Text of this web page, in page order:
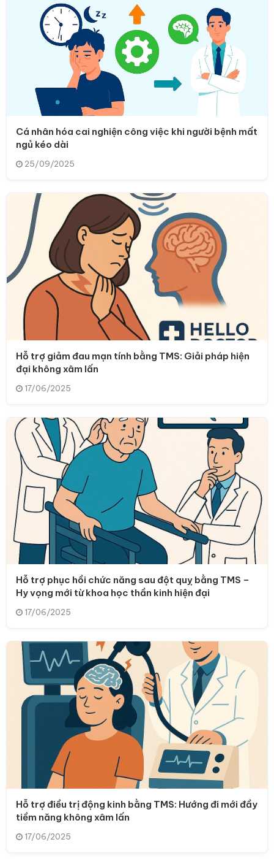
Cá nhân hóa cai nghiện công việc khi người bệnh mất
ngủ kéo dài
25/09/2025
Hỗ trợ giảm đau mạn tính bằng TMS: Giải pháp hiện
đại không xâm lấn
17/06/2025
Hỗ trợ phục hồi chức năng sau đột quỵ bằng TMS –
Hy vọng mới từ khoa học thần kinh hiện đại
17/06/2025
Hỗ trợ điều trị động kinh bằng TMS: Hướng đi mới đầy
tiềm năng không xâm lấn
17/06/2025